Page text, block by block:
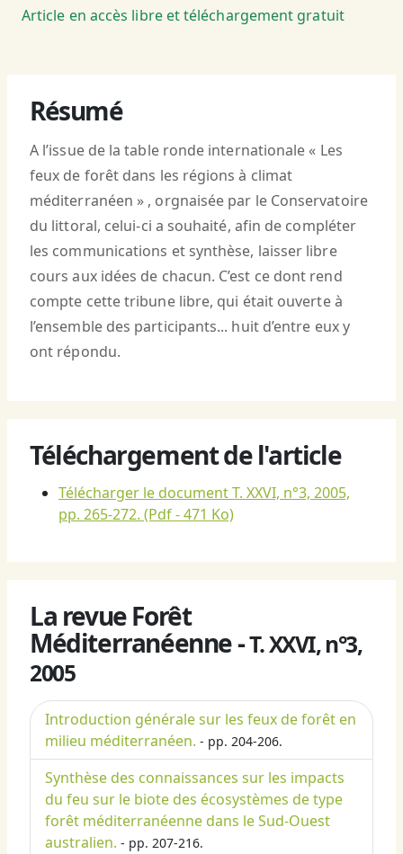
Article en accès libre et téléchargement gratuit
Résumé
A l’issue de la table ronde internationale « Les
feux de forêt dans les régions à climat
méditerranéen » , orgnaisée par le Conservatoire
du littoral, celui-ci a souhaité, afin de compléter
les communications et synthèse, laisser libre
cours aux idées de chacun. C’est ce dont rend
compte cette tribune libre, qui était ouverte à
l’ensemble des participants... huit d’entre eux y
ont répondu.
Téléchargement de l'article
Télécharger le document T. XXVI, n°3, 2005,
pp. 265-272. (Pdf - 471 Ko)
La revue Forêt
Méditerranéenne -T. XXVI, n°3,
2005
Introduction générale sur les feux de forêt en
milieu méditerranéen. - pp. 204-206.
Synthèse des connaissances sur les impacts
du feu sur le biote des écosystèmes de type
forêt méditerranéenne dans le Sud-Ouest
australien. - pp. 207-216.